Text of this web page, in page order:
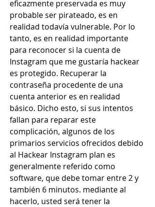
eficazmente preservada es muy
probable ser pirateado, es en
realidad todavía vulnerable. Por lo
tanto, es en realidad importante
para reconocer si la cuenta de
Instagram que me gustaría hackear
es protegido. Recuperar la
contraseña procedente de una
cuenta anterior es en realidad
básico. Dicho esto, si sus intentos
fallan para reparar este
complicación, algunos de los
primarios servicios ofrecidos debido
al Hackear Instagram plan es
generalmente referido como
software, que debe tomar entre 2 y
también 6 minutos. mediante al
hacerlo, usted será tener la